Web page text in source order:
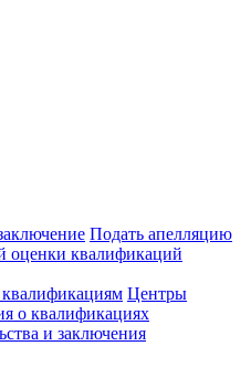
Подать апелляцию
оценки квалификаций
Центры
о квалификациях
и заключения